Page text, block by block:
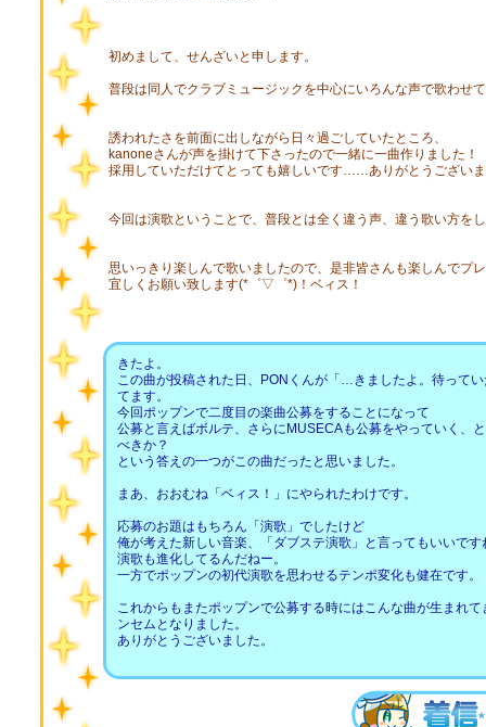
初めまして、せんざいと申します。
普段は同人でクラブミュージックを中心にいろんな声で歌わせ
誘われたさを前面に出しながら日々過ごしていたところ、
kanoneさんが声を掛けて下さったので一緒に一曲作りました！
採用していただけてとっても嬉しいです……ありがとうござい
今回は演歌ということで、普段とは全く違う声、違う歌い方を
思いっきり楽しんで歌いましたので、是非皆さんも楽しんでプ
宜しくお願い致します(*゜▽゜*)！ベィス！
きたよ。
この曲が投稿された日、PONくんが「…きましたよ。待って
てます。
今回ポップンで二度目の楽曲公募をすることになって
公募と言えばボルテ、さらにMUSECAも公募をやっていく、
べきか？
という答えの一つがこの曲だったと思いました。
まあ、おおむね「ベィス！」にやられたわけです。
応募のお題はもちろん「演歌」でしたけど
俺が考えた新しい音楽、「ダブステ演歌」と言ってもいいです
演歌も進化してるんだねー。
一方でポップンの初代演歌を思わせるテンポ変化も健在です。
これからもまたポップンで公募する時にはこんな曲が生まれ
ンセムとなりました。
ありがとうございました。